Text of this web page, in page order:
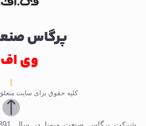
پرگاس
وی
کلیه حقوق برای سایت